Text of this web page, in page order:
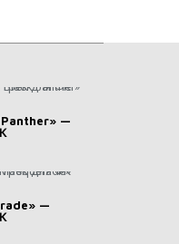
Panther» —
—